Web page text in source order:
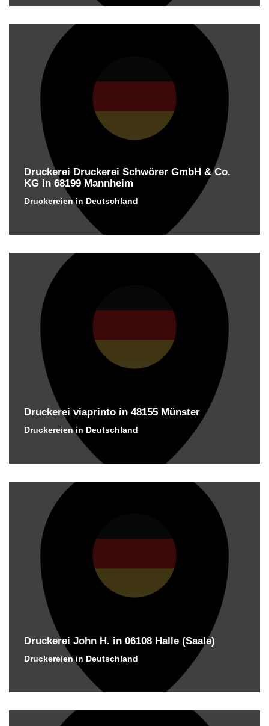
Druckerei Druckerei Schwörer GmbH & Co.
KG in 68199 Mannheim
Druckereien in Deutschland
Druckerei viaprinto in 48155 Münster
Druckereien in Deutschland
Druckerei John H. in 06108 Halle (Saale)
Druckereien in Deutschland